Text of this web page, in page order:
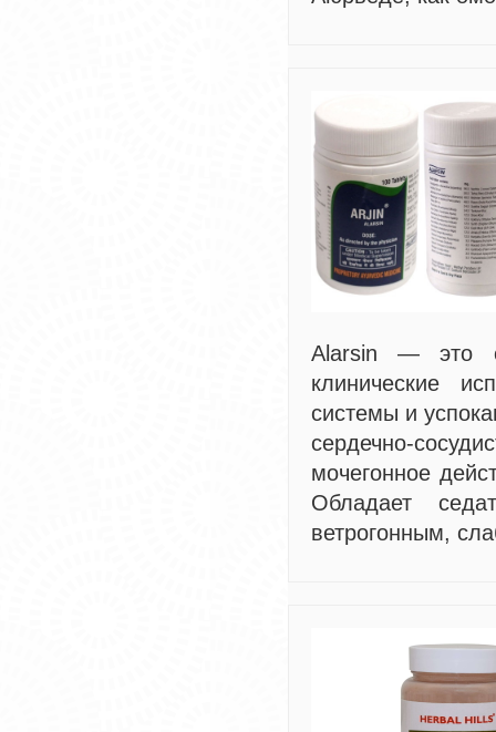
Alarsin — это
клинические
системы и
сердечно-
мочегонное
Обладает
ветрогонным,